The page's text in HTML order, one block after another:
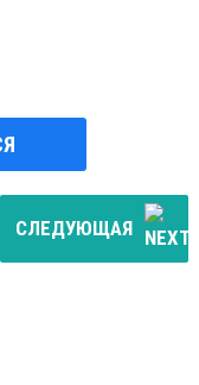
СЛЕДУЮЩАЯ